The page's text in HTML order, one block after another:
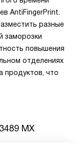
AntiFingerPrint.
разные
заморозки
повышения
отделениях
продуктов, что
MX